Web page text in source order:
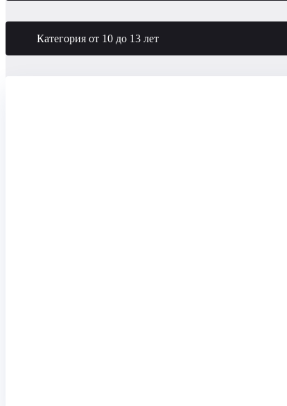
Категория от 10 до 13 лет